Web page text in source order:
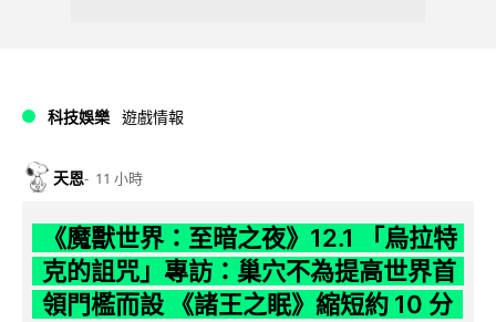
科技娛樂 遊戲情報
天恩 11 小時
《魔獸世界：至暗之夜》12.1 「烏拉特
克的詛咒」專訪：巢穴不為提高世界首
領門檻而設 《諸王之眠》縮短約 10 分